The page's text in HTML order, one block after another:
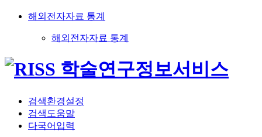
해외전자자료 통계
해외전자자료 통계
검색환경설정
검색도움말
다국어입력